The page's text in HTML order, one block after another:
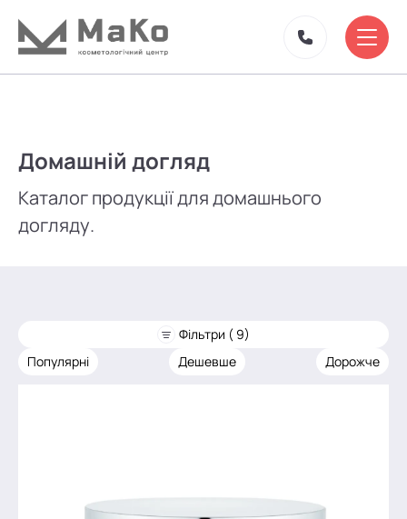
Домашній догляд
Каталог продукції для домашнього
догляду.
Фільтри ( 9)
Популярні
Дешевше Дорожче